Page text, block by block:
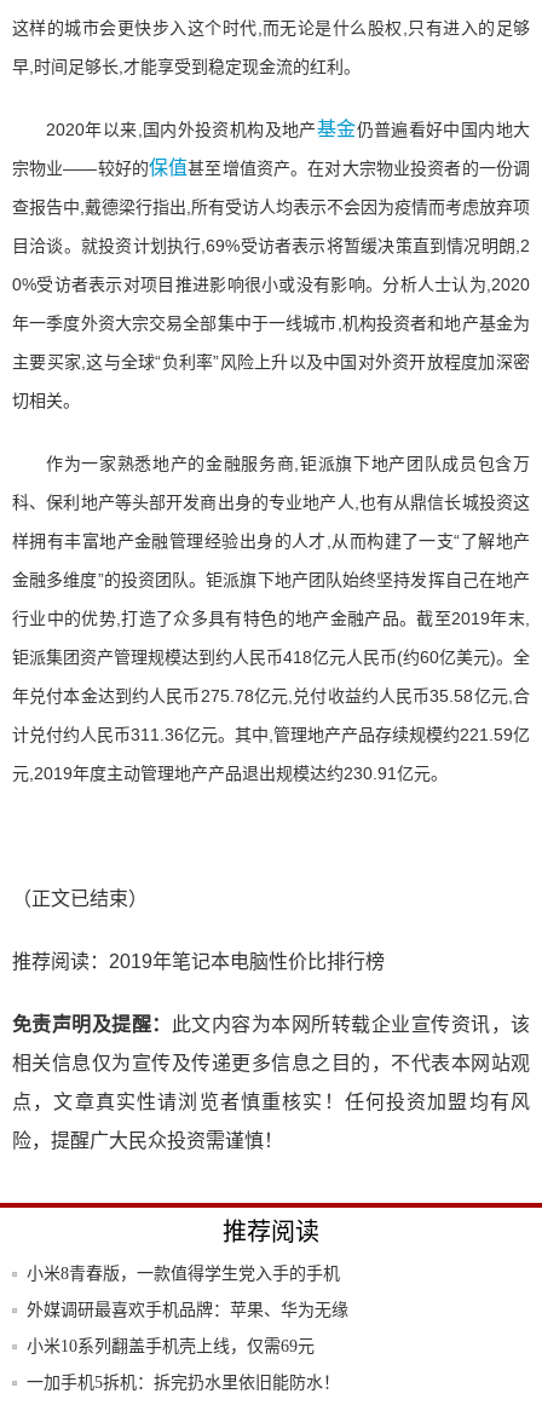
这样的城市会更快步入这个时代,而无论是什么股权,只有进入的足够
早,时间足够长,才能享受到稳定现金流的红利。
2020年以来,国内外投资机构及地产基金仍普遍看好中国内地大
宗物业——较好的保值甚至增值资产。在对大宗物业投资者的一份调
查报告中,戴德梁行指出,所有受访人均表示不会因为疫情而考虑放弃项
目洽谈。就投资计划执行,69%受访者表示将暂缓决策直到情况明朗,2
0%受访者表示对项目推进影响很小或没有影响。分析人士认为,2020
年一季度外资大宗交易全部集中于一线城市,机构投资者和地产基金为
主要买家,这与全球“负利率”风险上升以及中国对外资开放程度加深密
切相关。
作为一家熟悉地产的金融服务商,钜派旗下地产团队成员包含万
科、保利地产等头部开发商出身的专业地产人,也有从鼎信长城投资这
样拥有丰富地产金融管理经验出身的人才,从而构建了一支“了解地产
金融多维度”的投资团队。钜派旗下地产团队始终坚持发挥自己在地产
行业中的优势,打造了众多具有特色的地产金融产品。截至2019年末,
钜派集团资产管理规模达到约人民币418亿元人民币(约60亿美元)。全
年兑付本金达到约人民币275.78亿元,兑付收益约人民币35.58亿元,合
计兑付约人民币311.36亿元。其中,管理地产产品存续规模约221.59亿
元,2019年度主动管理地产产品退出规模达约230.91亿元。
（正文已结束）
推荐阅读： 2019年笔记本电脑性价比排行榜
免责声明及提醒：
此文内容为本网所转载企业宣传资讯，该
相关信息仅为宣传及传递更多信息之目的，不代表本网站观
点，文章真实性请浏览者慎重核实！任何投资加盟均有风
险，提醒广大民众投资需谨慎！
推荐阅读
小米8青春版，一款值得学生党入手的手机
外媒调研最喜欢手机品牌：苹果、华为无缘
榜首，
小米10系列翻盖手机壳上线，仅需69元
一加手机5拆机：拆完扔水里依旧能防水！